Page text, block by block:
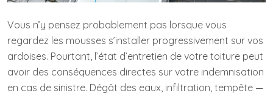
Vous n’y pensez probablement pas lorsque vous
regardez les mousses s’installer progressivement sur vos
ardoises. Pourtant, l’état d’entretien de votre toiture peut
avoir des conséquences directes sur votre indemnisation
en cas de sinistre. Dégât des eaux, infiltration, tempête —